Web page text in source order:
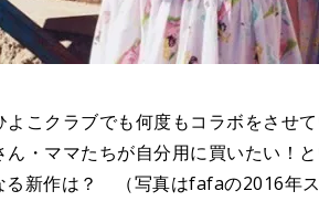
よこクラブでも何度もコラボをさせ
ん・ママたちが自分用に買いたい！
新作は？ （写真はfafaの2016年ス